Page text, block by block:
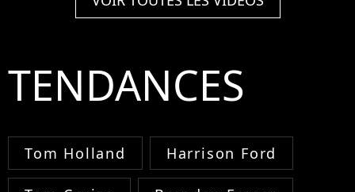
TENDANCES
Tom Holland Harrison Ford